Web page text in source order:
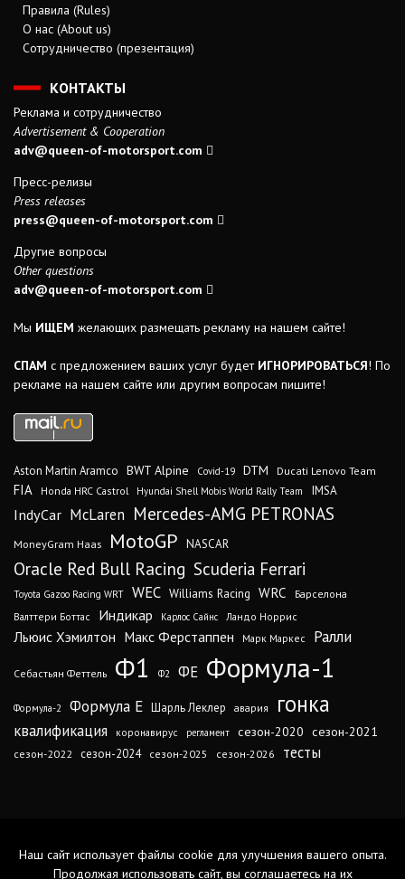
Правила (Rules)
О нас (About us)
Сотрудничество (презентация)
КОНТАКТЫ
Реклама и сотрудничество
Advertisement & Cooperation
adv@queen-of-motorsport.com
Пресс-релизы
Press releases
press@queen-of-motorsport.com
Другие вопросы
Other questions
adv@queen-of-motorsport.com
Мы ИЩЕМ желающих размещать рекламу на нашем сайте!
СПАМ с предложением ваших услуг будет ИГНОРИРОВАТЬСЯ! По
рекламе на нашем сайте или другим вопросам пишите!
Aston Martin Aramco BWT Alpine Covid-19 DTM Ducati Lenovo Team
FIA Honda HRC Castrol Hyundai Shell Mobis World Rally Team IMSA
IndyCar McLaren Mercedes-AMG PETRONAS
MoneyGram Haas MotoGP NASCAR
Oracle Red Bull Racing Scuderia Ferrari
Toyota Gazoo Racing WRT WEC Williams Racing WRC
Барселона
Валттери Боттас
Индикар Карлос Сайнс Ландо Норрис
Льюис Хэмилтон Макс Ферстаппен Марк Маркес Ралли
Себастьян Феттель Ф1 Ф2 ФЕ Формула-1
Формула-2 Формула Е Шарль Леклер авария гонка
квалификация коронавирус регламент сезон-2020 сезон-2021
сезон-2022 сезон-2024 сезон-2025 сезон-2026 тесты
Наш сайт использует файлы cookie для улучшения вашего опыта.
Продолжая использовать сайт, вы соглашаетесь на их